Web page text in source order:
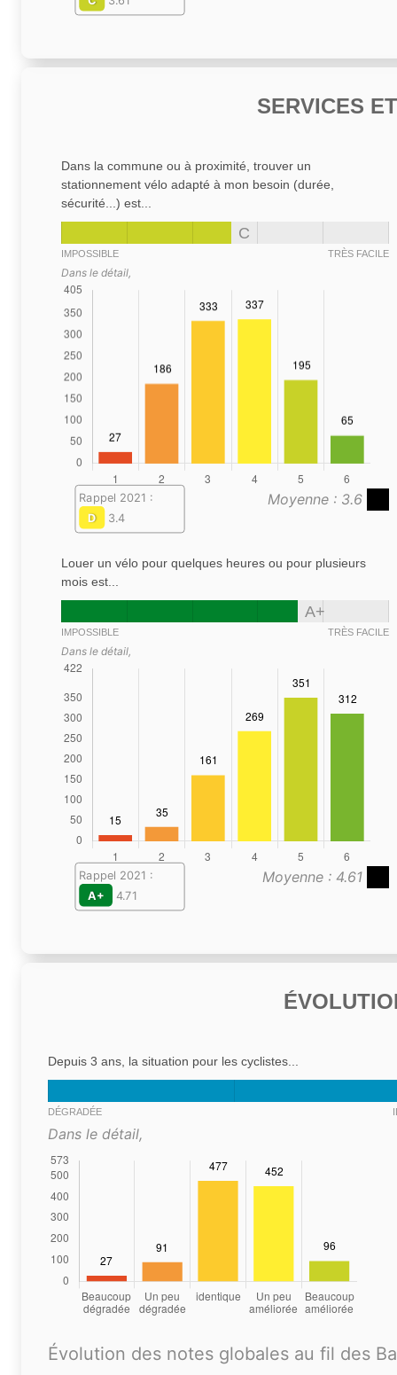
SERVICES
Dans la commune ou à proximité, trouver un
stationnement vélo adapté à mon besoin (durée,
sécurité...) est...
C
IMPOSSIBLE TRÈS FACILE
Dans le détail,
Moyenne : 3.6
Rappel 2021 :
D
3.4
Louer un vélo pour quelques heures ou pour plusieurs
mois est...
A+
IMPOSSIBLE TRÈS FACILE
Dans le détail,
Moyenne : 4.61
Rappel 2021 :
A+
4.71
Depuis 3 ans, la situation pour les cyclistes...
DÉGRADÉE
Dans le détail,
Évolution des notes globales au fil des